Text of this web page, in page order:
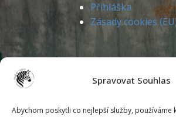
Spravovat Souhlas
Abychom poskytli co nejlepší služby, používáme
Přihláška
Zásady cookies